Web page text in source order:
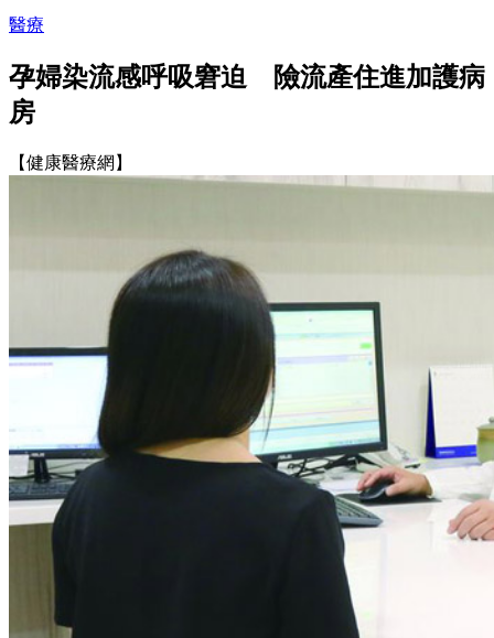
醫療
孕婦染流感呼吸窘迫 險流產住進加護病
房
【健康醫療網】